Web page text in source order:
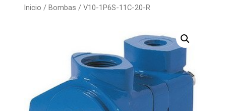
Inicio /Bombas / V10-1P6S-11C-20-R